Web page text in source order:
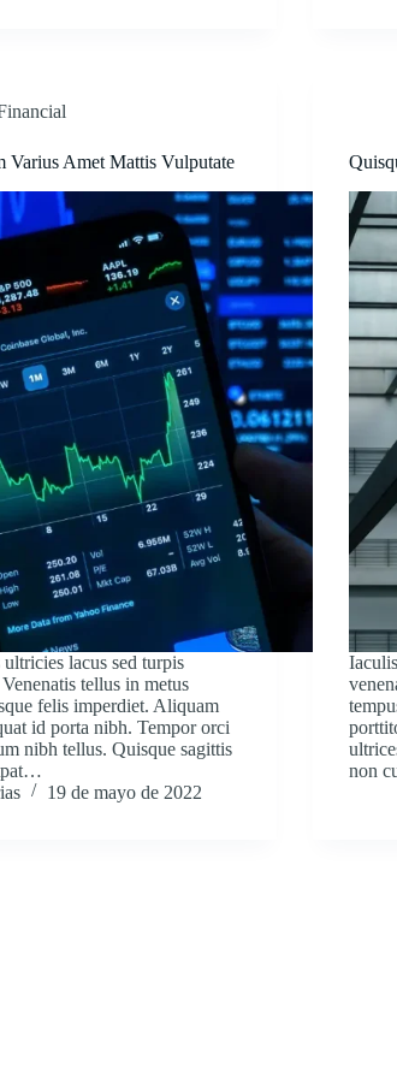
Varius Amet Mattis Vulputate
lacus sed turpis
tellus in metus
felis imperdiet. Aliquam
id porta nibh. Tempor orci
nibh tellus. Quisque sagittis
19 de mayo de 2022
non